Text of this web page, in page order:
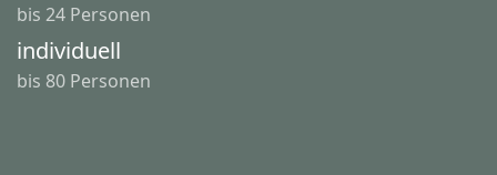
bis 24 Personen
individuell
bis 80 Personen